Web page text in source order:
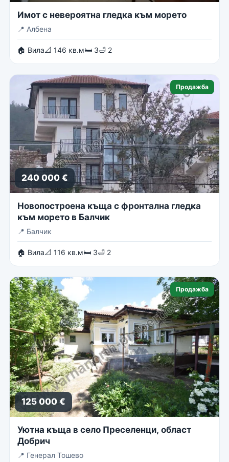
Имот с невероятна гледка към морето
📍 Албена
🏠 Вила📐 146 кв.м🛏 3🛁 2
Продажба
240 000 €
Новопостроена къща с фронтална гледка
към морето в Балчик
📍 Балчик
🏠 Вила📐 116 кв.м🛏 3🛁 2
Продажба
125 000 €
Уютна къща в село Преселенци, област
Добрич
📍 Генерал Тошево